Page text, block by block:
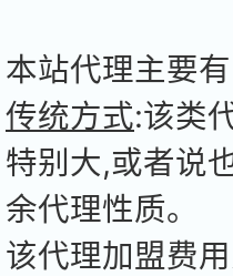
本站代理主要
传统方式:该类
特别大,或者说
余代理性质。
该代理加盟费